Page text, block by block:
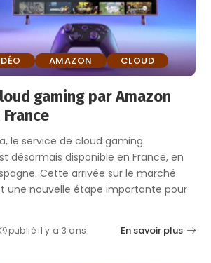
AMAZON CLOUD
gaming par Amazon
le service de cloud gaming
désormais disponible en France, en
Cette arrivée sur le marché
une nouvelle étape importante pour
publié il y a 3 ans En savoir plus